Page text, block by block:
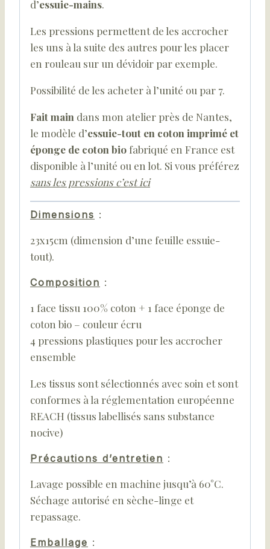
d’essuie-mains.
Les pressions permettent de les accrocher
les uns à la suite des autres pour les placer
en rouleau sur un dévidoir par exemple.
Possibilité de les acheter à l’unité ou par 7.
Fait main dans mon atelier près de Nantes,
le modèle d’essuie-tout en coton imprimé et
éponge de coton bio fabriqué en France est
disponible à l’unité ou en lot. Si vous préférez
sans les pressions c’est ici
Dimensions :
23x15cm (dimension d’une feuille essuie-
tout).
Composition :
1 face tissu 100% coton + 1 face éponge de
coton bio – couleur écru
4 pressions plastiques pour les accrocher
ensemble
Les tissus sont sélectionnés avec soin et sont
conformes à la réglementation européenne
REACH (tissus labellisés sans substance
nocive)
Précautions d’entretien :
Lavage possible en machine jusqu’à 60°C.
Séchage autorisé en sèche-linge et
repassage.
Emballage :